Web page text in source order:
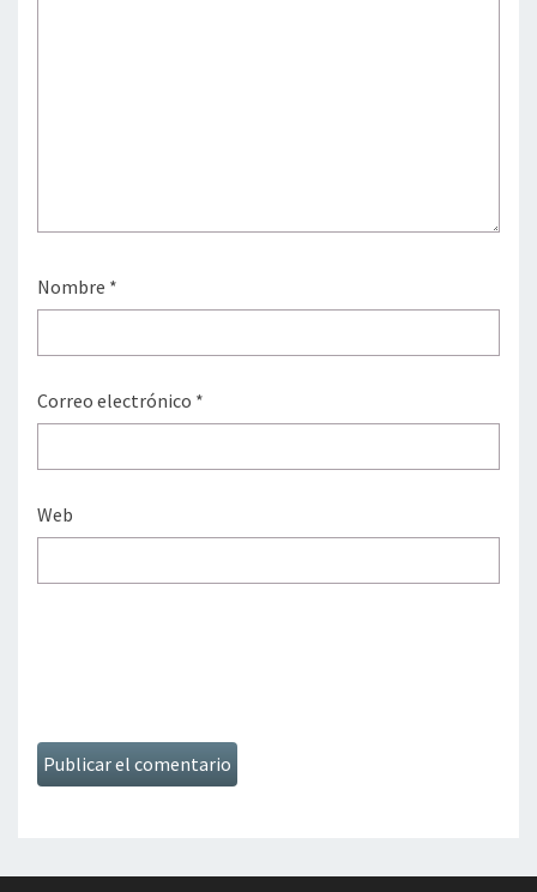
Nombre *
Correo electrónico *
Web